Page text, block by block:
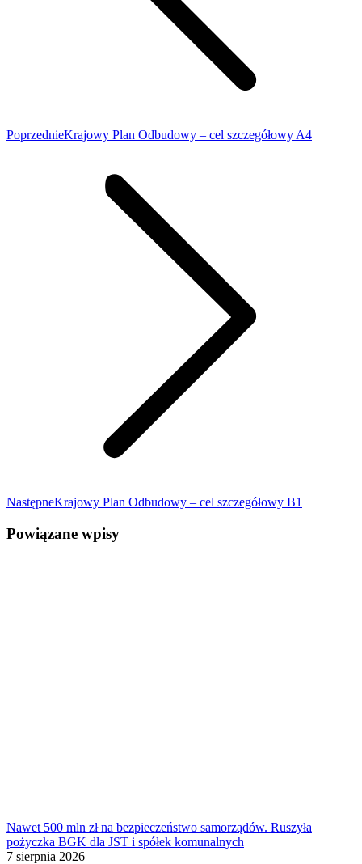
PoprzednieKrajowy Plan Odbudowy – cel szczegółowy A4
NastępneKrajowy Plan Odbudowy – cel szczegółowy B1
Powiązane wpisy
Nawet 500 mln zł na bezpieczeństwo samorządów. Ruszyła
pożyczka BGK dla JST i spółek komunalnych
7 sierpnia 2026